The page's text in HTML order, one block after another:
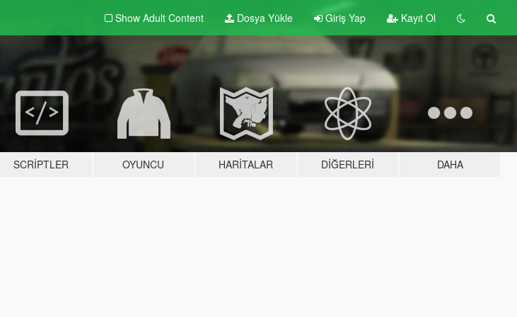
Show Adult Content Dosya Yükle Giriş Yap Kayıt Ol
SCRIPTLER OYUNCU HARITALAR DIĞERLERI DAHA